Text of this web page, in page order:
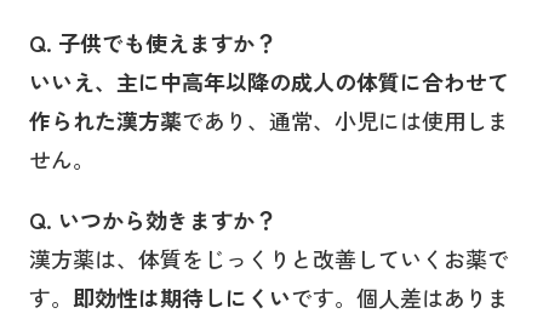
Q. 子供でも使えますか？
いいえ、主に中高年以降の成人の体質に合わせて
作られた漢方薬であり、通常、小児には使用しま
せん。
Q. いつから効きますか？
漢方薬は、体質をじっくりと改善していくお薬で
す。 即効性は期待しにくいです。個人差はありま